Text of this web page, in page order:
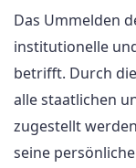
Das Ummelden
institutionelle
betrifft. Durch
alle staatlichen
zugestellt
seine